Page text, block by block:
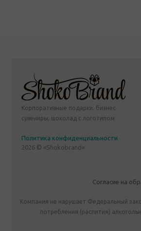
Корпоративные подарки, бизнес
сувениры, шоколад с логотипом
Политика конфиденциальности
2026 © «Shokobrand»
Согласие на
Компания не нарушает Федеральный
потребления (распития)